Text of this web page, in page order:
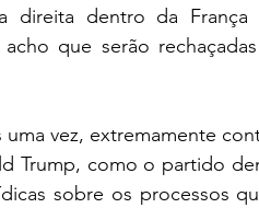
direita dentro da
que serão
vez, extremamente
Trump, como o partido
sobre os processos